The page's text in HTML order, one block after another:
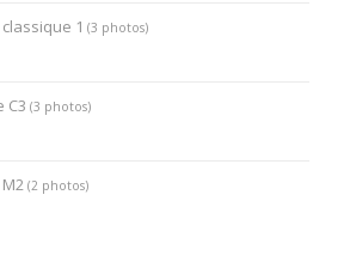
classique 1 (3 photos)
C3 (3 photos)
(2 photos)